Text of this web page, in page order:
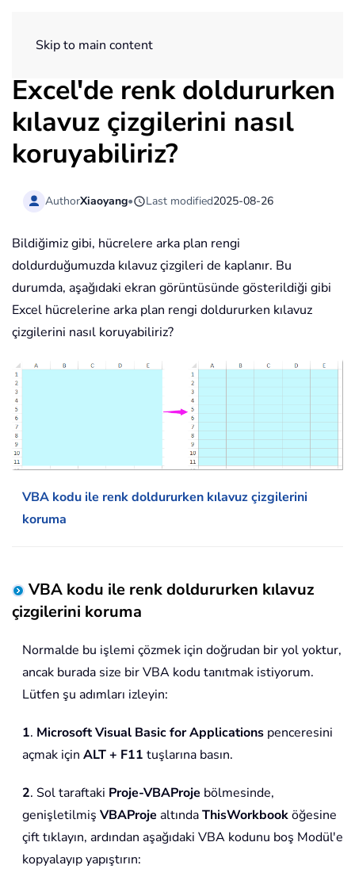
Skip to main content
Excel'de renk doldururken
kılavuz çizgilerini nasıl
koruyabiliriz?
AuthorXiaoyang• Last modified2025-08-26
Bildiğimiz gibi, hücrelere arka plan rengi
doldurduğumuzda kılavuz çizgileri de kaplanır. Bu
durumda, aşağıdaki ekran görüntüsünde gösterildiği gibi
Excel hücrelerine arka plan rengi doldururken kılavuz
çizgilerini nasıl koruyabiliriz?
VBA kodu ile renk doldururken kılavuz çizgilerini
koruma
VBA kodu ile renk doldururken kılavuz
çizgilerini koruma
Normalde bu işlemi çözmek için doğrudan bir yol yoktur,
ancak burada size bir VBA kodu tanıtmak istiyorum.
Lütfen şu adımları izleyin:
1. Microsoft Visual Basic for Applications penceresini
açmak için ALT + F11 tuşlarına basın.
2. Sol taraftaki Proje-VBAProje bölmesinde,
genişletilmiş VBAProje altındaThisWorkbooköğesine
çift tıklayın, ardından aşağıdaki VBA kodunu boş Modül'e
kopyalayıp yapıştırın: